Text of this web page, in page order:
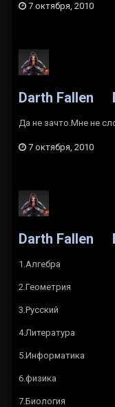
7 октября, 2010
Darth Fallen
Да не зачто.Мне не
7 октября, 2010
Darth Fallen
1.Алгебра
2.Геометрия
3.Русский
4.Литература
5.Информатика
6.физика
7.Биология